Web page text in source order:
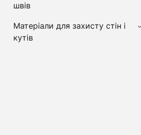
швів
Матеріали для захисту стін і
кутів